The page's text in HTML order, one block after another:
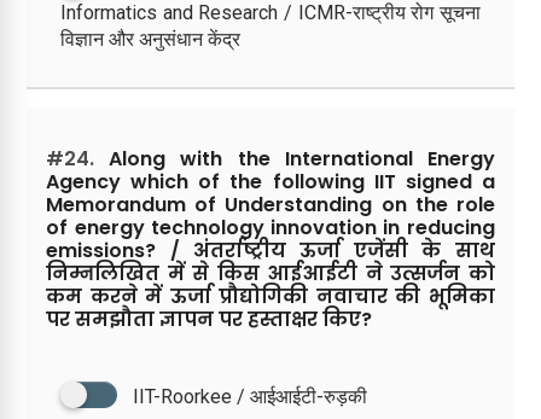
Informatics and Research / ICMR-राष्ट्रीय रोग सूचना
विज्ञान और अनुसंधान केंद्र
#24. Along with the International Energy
Agency which of the following IIT signed a
Memorandum of Understanding on the role
of energy technology innovation in reducing
emissions? / अंतर्राष्ट्रीय ऊर्जा एजेंसी के साथ
निम्नलिखित में से किस आईआईटी ने उत्सर्जन को
कम करने में ऊर्जा प्रौद्योगिकी नवाचार की भूमिका
पर समझौता ज्ञापन पर हस्ताक्षर किए?
IIT-Roorkee / आईआईटी-रुड़की